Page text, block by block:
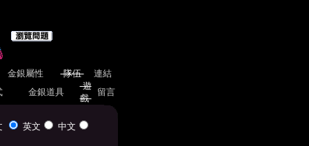
金銀屬性 隊伍
連結
金銀道具
遊
戲
留言
英文 中文